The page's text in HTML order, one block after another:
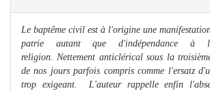
Le baptême civil est à l'origine une
patrie autant que d'indépendance à
religion. Nettement anticlérical sous la
de nos jours parfois compris comme l'ersatz
trop exigeant. L'auteur rappelle enfin